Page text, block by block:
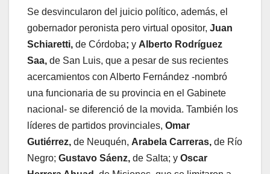
Se desvincularon del juicio político, además, el
gobernador peronista pero virtual opositor, Juan
Schiaretti, de Córdoba; y Alberto Rodríguez
Saa, de San Luis, que a pesar de sus recientes
acercamientos con Alberto Fernández -nombró
una funcionaria de su provincia en el Gabinete
nacional- se diferenció de la movida. También los
líderes de partidos provinciales, Omar
Gutiérrez, de Neuquén, Arabela Carreras, de Río
Negro; Gustavo Sáenz, de Salta; y Oscar